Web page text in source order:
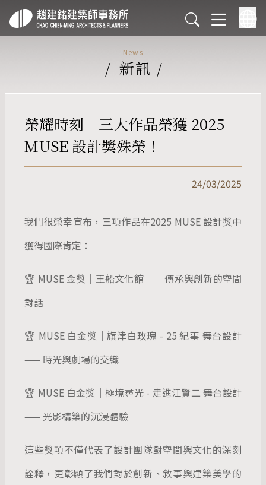
News
/ 新訊 /
榮耀時刻｜三大作品榮獲 2025
MUSE 設計獎殊榮！
24/03/2025
我們很榮幸宣布，三項作品在2025 MUSE 設計獎中
獲得國際肯定：
🏆 MUSE 金獎｜王船文化館 —— 傳承與創新的空間
對話
🏆 MUSE 白金獎｜旗津白玫瑰 - 25 紀事 舞台設計
—— 時光與劇場的交織
🏆 MUSE 白金獎｜極境尋光 - 走進江賢二 舞台設計
—— 光影構築的沉浸體驗
這些獎項不僅代表了設計團隊對空間與文化的深刻
詮釋，更彰顯了我們對於創新、敘事與建築美學的